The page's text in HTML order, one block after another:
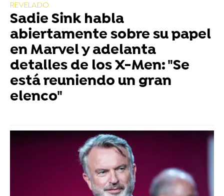
REVELADO
Sadie Sink habla
abiertamente sobre su papel
en Marvel y adelanta
detalles de los X-Men: "Se
está reuniendo un gran
elenco"